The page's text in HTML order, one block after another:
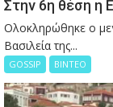
Στην 6η θέση η
Ολοκληρώθηκε ο
Βασιλεία της...
GOSSIP ΒΙΝΤΕΟ